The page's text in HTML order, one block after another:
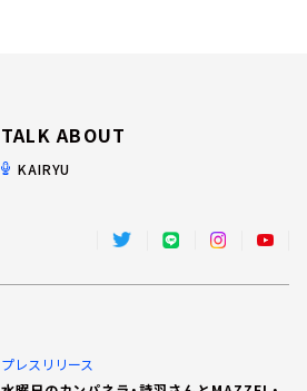
TALK ABOUT
KAIRYU
プレスリリース